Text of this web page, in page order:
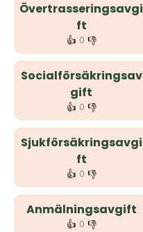
Övertrasseringsavgi
ft
👍 0 👎
Socialförsäkringsav
gift
👍 0 👎
Sjukförsäkringsavgi
ft
👍 0 👎
Anmälningsavgift
👍 0 👎